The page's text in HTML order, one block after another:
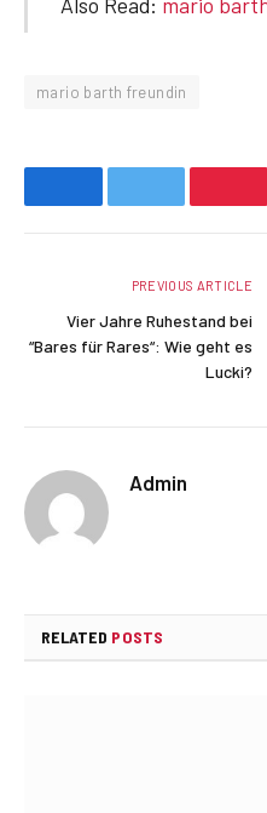
mario barth freundin
FacebookTwitter
PREVIOUS ARTICLE
Vier Jahre Ruhestand bei
“Bares für Rares“: Wie geht es
Lucki?
Admin
RELATED POSTS